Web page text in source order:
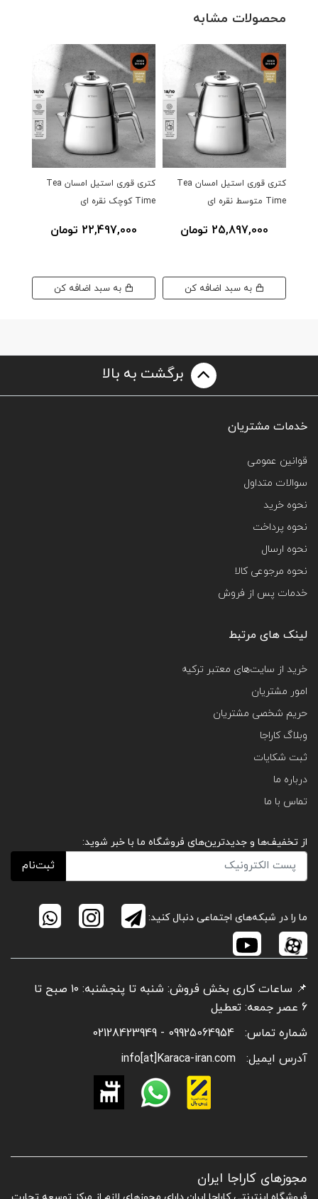
محصولات مشابه
کتری قوری استیل امسان Tea
Time متوسط نقره ای
25,897,000 تومان
کتری قوری استیل امسان Tea
Time کوچک نقره ای
22,497,000 تومان
برگشت به بالا
خدمات مشتریان
قوانین عمومی
سوالات متداول
نحوه خرید
نحوه پرداخت
نحوه ارسال
نحوه مرجوعی کالا
خدمات پس از فروش
لینک های مرتبط
خرید از سایت‌های معتبر ترکیه
امور مشتریان
حریم شخصی مشتریان
وبلاگ کاراجا
ثبت شکایات
درباره ما
تماس با ما
از تخفیف‌ها و جدیدترین‌های فروشگاه ما با خبر شوید:
ثبت‌نام
ما را در شبکه‌های اجتماعی دنبال کنید:
📌 ساعات کاری بخش فروش: شنبه تا پنجشنبه: ۱۰ صبح تا
6 عصر جمعه: تعطیل
شماره تماس:
09925064954 - 02128423949
آدرس ایمیل:
info[at]Karaca-iran.com
مجوزهای کاراجا ایران